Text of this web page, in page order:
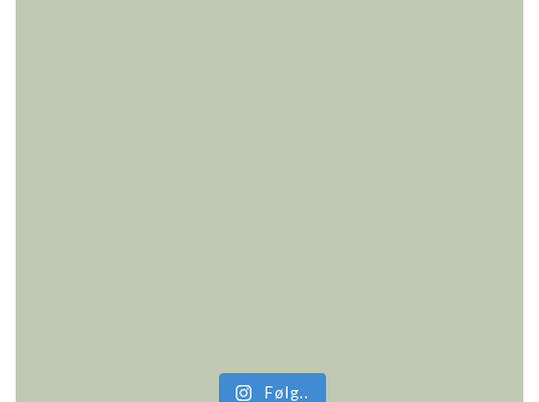
Følg..